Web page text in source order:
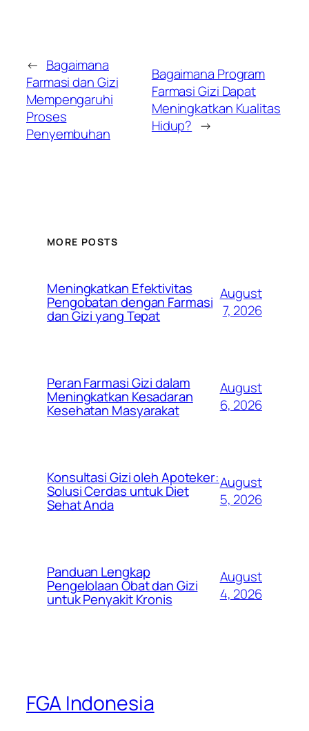
← Bagaimana
Farmasi dan Gizi
Mempengaruhi
Proses
Penyembuhan
Bagaimana Program
Farmasi Gizi Dapat
Meningkatkan Kualitas
Hidup? →
MORE POSTS
Meningkatkan Efektivitas
Pengobatan dengan Farmasi
dan Gizi yang Tepat
August
7, 2026
Peran Farmasi Gizi dalam
Meningkatkan Kesadaran
Kesehatan Masyarakat
August
6, 2026
Konsultasi Gizi oleh Apoteker:
Solusi Cerdas untuk Diet
Sehat Anda
August
5, 2026
Panduan Lengkap
Pengelolaan Obat dan Gizi
untuk Penyakit Kronis
August
4, 2026
FGA Indonesia